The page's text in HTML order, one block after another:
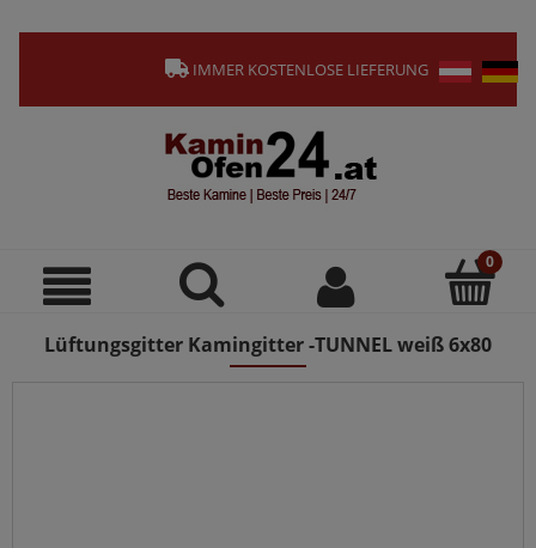
IMMER KOSTENLOSE LIEFERUNG
Lüftungsgitter Kamingitter -TUNNEL weiß 6x80